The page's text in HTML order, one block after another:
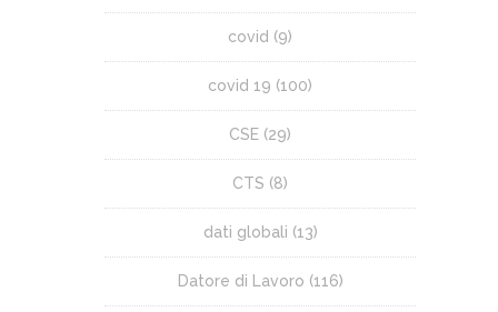
covid (9)
covid 19 (100)
CSE (29)
CTS (8)
dati globali (13)
Datore di Lavoro (116)